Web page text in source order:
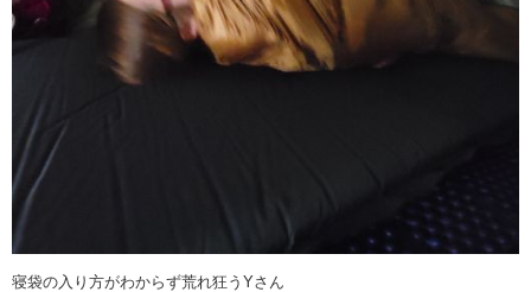
寝袋の入り方がわからず荒れ狂うYさん